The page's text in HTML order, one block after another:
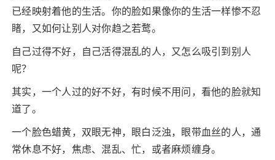
已经映射着他的生活。你的脸如果像你的生活一样惨不忍
睹，又如何让别人对你趋之若鹜。
自己过得不好，自己活得混乱的人，又怎么吸引到别人
呢？
其实，一个人过的好不好，有时候不用问，看他的脸就知
道了。
一个脸色蜡黄，双眼无神，眼白泛浊，眼带血丝的人，通
常休息不好，焦虑、混乱、忙，或者麻烦缠身。